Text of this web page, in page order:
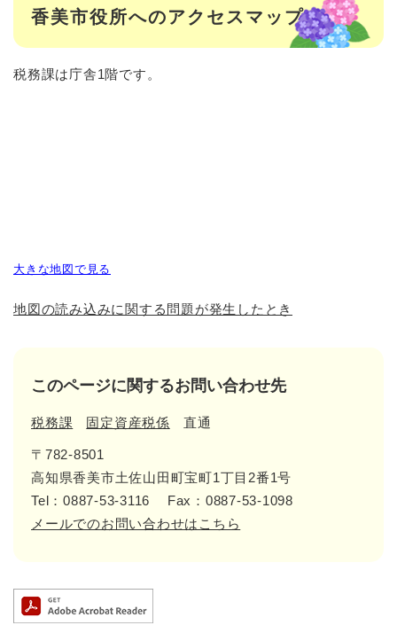
香美市役所へのアクセスマップ
税務課は庁舎1階です。
大きな地図で見る
地図の読み込みに関する問題が発生したとき
このページに関するお問い合わせ先
税務課 固定資産税係 直通
〒782-8501
高知県香美市土佐山田町宝町1丁目2番1号
Tel：0887-53-3116
Fax：0887-53-1098
メールでのお問い合わせはこちら